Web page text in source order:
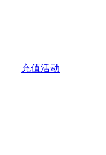
充值活动